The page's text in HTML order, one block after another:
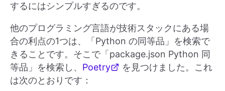
するにはシンプルすぎるのです。
他のプログラミング言語が技術スタックにある場
合の利点の1つは、「Python の同等品」を検索で
きることです。そこで「package.json Python 同
等品」を検索し、 Poetry
を見つけました。これ
は次のとおりです：